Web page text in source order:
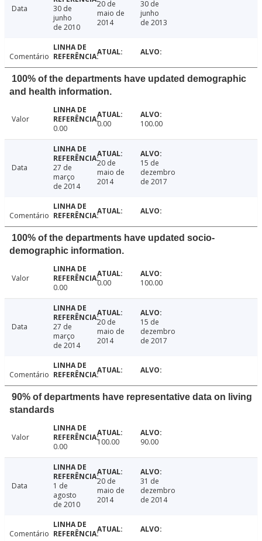
Data
30 de
junho
de 2010
20 de
maio de
2014
30 de
junho
de 2013
Comentário
100% of the departments have updated demographic
and health information.
Valor
0.00
0.00 100.00
Data
27 de
março
de 2014
20 de
maio de
2014
15 de
dezembro
de 2017
Comentário
100% of the departments have updated socio-
demographic information.
Valor
0.00
0.00 100.00
Data
27 de
março
de 2014
20 de
maio de
2014
15 de
dezembro
de 2017
Comentário
90% of departments have representative data on living
standards
Valor
0.00
100.00 90.00
Data
1 de
agosto
de 2010
20 de
maio de
2014
31 de
dezembro
de 2014
Comentário